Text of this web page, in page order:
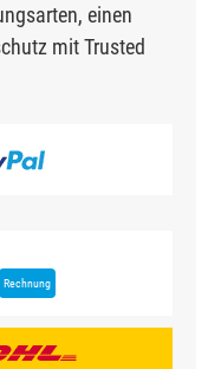
einen
mit Trusted
Rechnung